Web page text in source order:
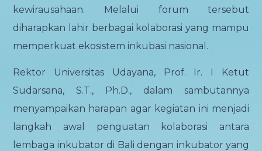
kewirausahaan. Melalui forum tersebut
diharapkan lahir berbagai kolaborasi yang mampu
memperkuat ekosistem inkubasi nasional.
Rektor Universitas Udayana, Prof. Ir. I Ketut
Sudarsana, S.T., Ph.D., dalam sambutannya
menyampaikan harapan agar kegiatan ini menjadi
langkah awal penguatan kolaborasi antara
lembaga inkubator di Bali dengan inkubator yang